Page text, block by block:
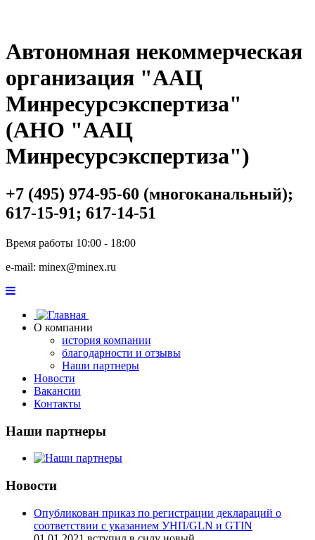
Автономная некоммерческая
организация "ААЦ
Минресурсэкспертиза"
(АНО "ААЦ
Минресурсэкспертиза")
+7 (495) 974-95-60 (многоканальный);
617-15-91; 617-14-51
Время работы 10:00 - 18:00
e-mail: minex@minex.ru
О компании
история компании
благодарности и отзывы
Наши партнеры
Новости
Вакансии
Контакты
Наши партнеры
Новости
Опубликован приказ по регистрации деклараций о
соответствии с указанием УНП/GLN и GTIN